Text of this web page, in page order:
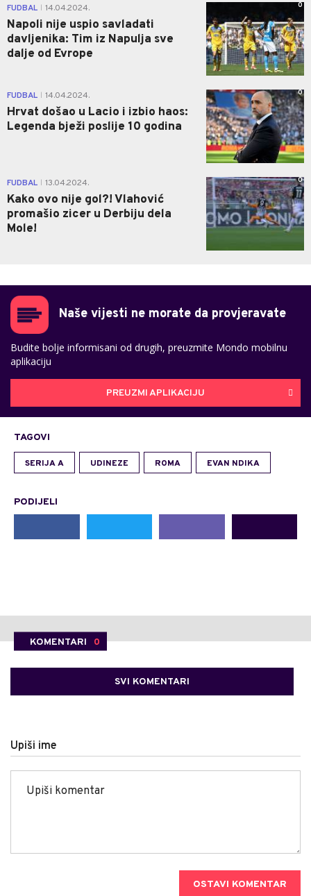
FUDBAL 14.04.2024.
Napoli nije uspio savladati
davljenika: Tim iz Napulja sve
dalje od Evrope
0
FUDBAL 14.04.2024.
Hrvat došao u Lacio i izbio haos:
Legenda bježi poslije 10 godina
0
FUDBAL 13.04.2024.
Kako ovo nije gol?! Vlahović
promašio zicer u Derbiju dela
Mole!
0
Naše vijesti ne morate da provjeravate
Budite bolje informisani od drugih, preuzmite Mondo mobilnu
aplikaciju
PREUZMI APLIKACIJU
TAGOVI
SERIJA A UDINEZE ROMA EVAN NDIKA
PODIJELI
KOMENTARI 0
SVI KOMENTARI
Upiši ime
OSTAVI KOMENTAR